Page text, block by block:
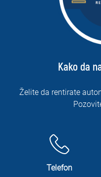
Kako da
Želite da rentirate
Telefon